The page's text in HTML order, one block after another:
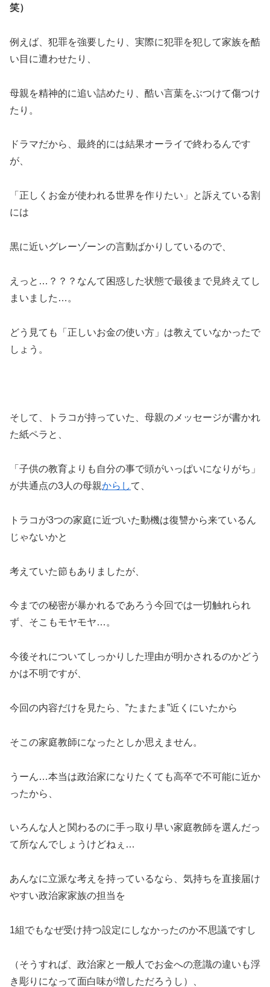
笑）
例えば、犯罪を強要したり、実際に犯罪を犯して家族を酷
い目に遭わせたり、
母親を精神的に追い詰めたり、酷い言葉をぶつけて傷つけ
たり。
ドラマだから、最終的には結果オーライで終わるんです
が、
「正しくお金が使われる世界を作りたい」と訴えている割
には
黒に近いグレーゾーンの言動ばかりしているので、
えっと…？？？なんて困惑した状態で最後まで見終えてし
まいました…。
どう見ても「正しいお金の使い方」は教えていなかったで
しょう。
そして、トラコが持っていた、母親のメッセージが書かれ
た紙ペラと、
「子供の教育よりも自分の事で頭がいっぱいになりがち」
が共通点の3人の母親からして、
トラコが3つの家庭に近づいた動機は復讐から来ているん
じゃないかと
考えていた節もありましたが、
今までの秘密が暴かれるであろう今回では一切触れられ
ず、そこもモヤモヤ…。
今後それについてしっかりした理由が明かされるのかどう
かは不明ですが、
今回の内容だけを見たら、”たまたま”近くにいたから
そこの家庭教師になったとしか思えません。
うーん…本当は政治家になりたくても高卒で不可能に近か
ったから、
いろんな人と関わるのに手っ取り早い家庭教師を選んだっ
て所なんでしょうけどねぇ…
あんなに立派な考えを持っているなら、気持ちを直接届け
やすい政治家家族の担当を
1組でもなぜ受け持つ設定にしなかったのか不思議ですし
（そうすれば、政治家と一般人でお金への意識の違いも浮
き彫りになって面白味が増しただろうし）、